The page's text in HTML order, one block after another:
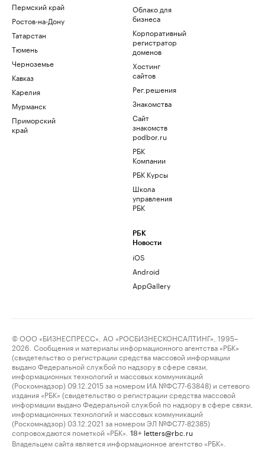
Пермский край
Ростов-на-Дону
Татарстан
Тюмень
Черноземье
Кавказ
Карелия
Мурманск
Приморский
край
Облако для
бизнеса
Корпоративный
регистратор
доменов
Хостинг
сайтов
Рег.решения
Знакомства
Сайт
знакомств
podbor.ru
РБК
Компании
РБК Курсы
Школа
управления
РБК
РБК
Новости
iOS
Android
AppGallery
© ООО «БИЗНЕСПРЕСС», АО «РОСБИЗНЕСКОНСАЛТИНГ», 1995–
2026. Сообщения и материалы информационного агентства «РБК»
(свидетельство о регистрации средства массовой информации
выдано Федеральной службой по надзору в сфере связи,
информационных технологий и массовых коммуникаций
(Роскомнадзор) 09.12.2015 за номером ИА №ФС77-63848) и сетевого
издания «РБК» (свидетельство о регистрации средства массовой
информации выдано Федеральной службой по надзору в сфере связи,
информационных технологий и массовых коммуникаций
(Роскомнадзор) 03.12.2021 за номером ЭЛ №ФС77-82385)
сопровождаются пометкой «РБК».
18+ letters@rbc.ru
Владельцем сайта является информационное агентство «РБК».